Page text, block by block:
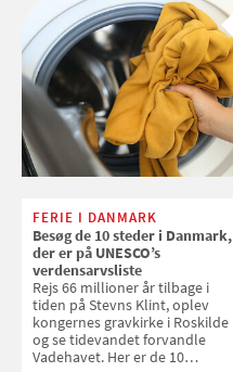
FERIE I DANMARK
Besøg de 10 steder i Danmark,
der er på UNESCO’s
verdensarvsliste
Rejs 66 millioner år tilbage i
tiden på Stevns Klint, oplev
kongernes gravkirke i Roskilde
og se tidevandet forvandle
Vadehavet. Her er de 10